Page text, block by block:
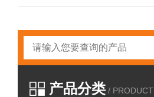
产品分类 / PRODUCT